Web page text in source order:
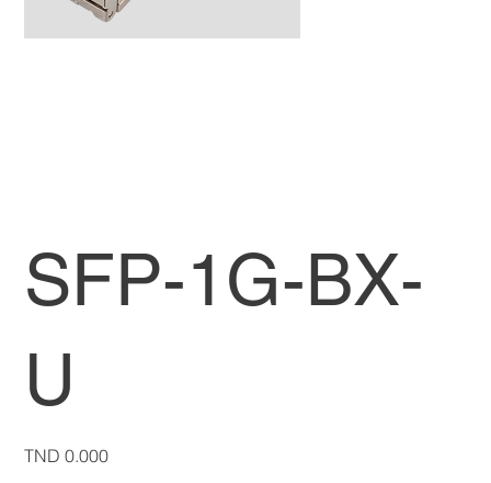
SFP-1G-BX-
U
Price
TND 0.000